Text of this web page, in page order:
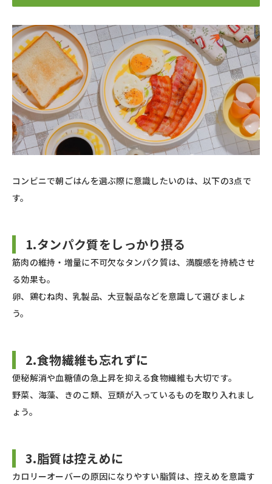
コンビニで朝ごはんを選ぶ際に意識したいのは、以下の3点で
す。
1.タンパク質をしっかり摂る
筋肉の維持・増量に不可欠なタンパク質は、満腹感を持続させ
る効果も。
卵、鶏むね肉、乳製品、大豆製品などを意識して選びましょ
う。
2.食物繊維も忘れずに
便秘解消や血糖値の急上昇を抑える食物繊維も大切です。
野菜、海藻、きのこ類、豆類が入っているものを取り入れまし
ょう。
3.脂質は控えめに
カロリーオーバーの原因になりやすい脂質は、控えめを意識す